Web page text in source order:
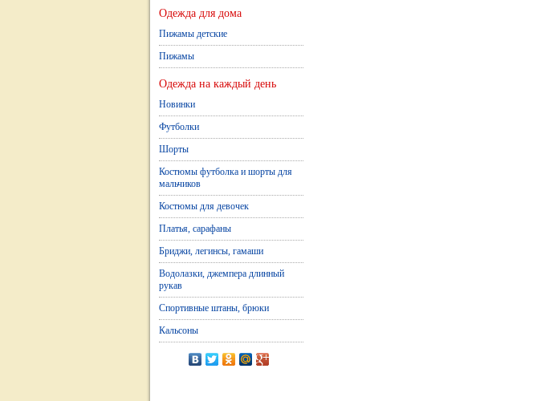
Одежда для дома
Пижамы детские
Пижамы
Одежда на каждый день
Новинки
Футболки
Шорты
Костюмы футболка и шорты для
мальчиков
Костюмы для девочек
Платья, сарафаны
Бриджи, легинсы, гамаши
Водолазки, джемпера длинный
рукав
Спортивные штаны, брюки
Кальсоны